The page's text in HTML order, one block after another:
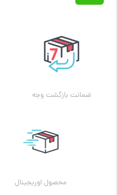
ضمانت بازگشت وجه
محصول اوریجینال